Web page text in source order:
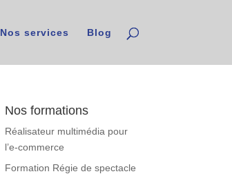
Nos services Blog
Nos formations
Réalisateur multimédia pour
l’e-commerce
Formation Régie de spectacle